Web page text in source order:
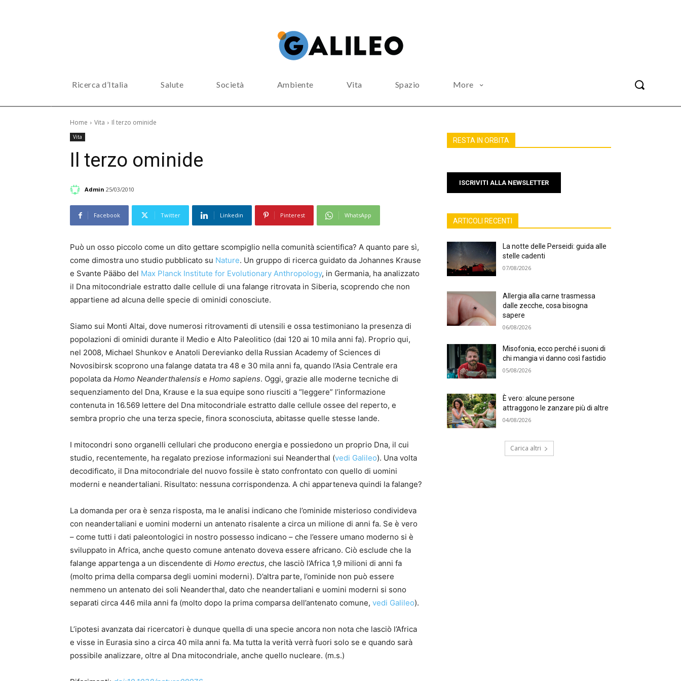
Ricerca d’Italia Salute Società Ambiente Vita Spazio More
Home Vita Il terzo ominide
Vita
Il terzo ominide
Admin 25/03/2010
Facebook Twitter Linkedin Pinterest WhatsApp
Può un osso piccolo come un dito gettare scompiglio nella comunità scientifica? A quanto pare sì,
come dimostra uno studio pubblicato su Nature. Un gruppo di ricerca guidato da Johannes Krause
e Svante Pääbo del Max Planck Institute for Evolutionary Anthropology, in Germania, ha analizzato
il Dna mitocondriale estratto dalle cellule di una falange ritrovata in Siberia, scoprendo che non
appartiene ad alcuna delle specie di ominidi conosciute.
Siamo sui Monti Altai, dove numerosi ritrovamenti di utensili e ossa testimoniano la presenza di
popolazioni di ominidi durante il Medio e Alto Paleolitico (dai 120 ai 10 mila anni fa). Proprio qui,
nel 2008, Michael Shunkov e Anatoli Derevianko della Russian Academy of Sciences di
Novosibirsk scoprono una falange datata tra 48 e 30 mila anni fa, quando l’Asia Centrale era
popolata da Homo Neanderthalensis e Homo sapiens. Oggi, grazie alle moderne tecniche di
sequenziamento del Dna, Krause e la sua equipe sono riusciti a “leggere” l’informazione
contenuta in 16.569 lettere del Dna mitocondriale estratto dalle cellule ossee del reperto, e
sembra proprio che una terza specie, finora sconosciuta, abitasse quelle stesse lande.
I mitocondri sono organelli cellulari che producono energia e possiedono un proprio Dna, il cui
studio, recentemente, ha regalato preziose informazioni sui Neanderthal (vedi Galileo). Una volta
decodificato, il Dna mitocondriale del nuovo fossile è stato confrontato con quello di uomini
moderni e neandertaliani. Risultato: nessuna corrispondenza. A chi apparteneva quindi la falange?
La domanda per ora è senza risposta, ma le analisi indicano che l’ominide misterioso condivideva
con neandertaliani e uomini moderni un antenato risalente a circa un milione di anni fa. Se è vero
– come tutti i dati paleontologici in nostro possesso indicano – che l’essere umano moderno si è
sviluppato in Africa, anche questo comune antenato doveva essere africano. Ciò esclude che la
falange appartenga a un discendente di Homo erectus, che lasciò l’Africa 1,9 milioni di anni fa
(molto prima della comparsa degli uomini moderni). D’altra parte, l’ominide non può essere
nemmeno un antenato dei soli Neanderthal, dato che neandertaliani e uomini moderni si sono
separati circa 446 mila anni fa (molto dopo la prima comparsa dell’antenato comune, vedi Galileo).
L’ipotesi avanzata dai ricercatori è dunque quella di una specie ancora non nota che lasciò l’Africa
e visse in Eurasia sino a circa 40 mila anni fa. Ma tutta la verità verrà fuori solo se e quando sarà
possibile analizzare, oltre al Dna mitocondriale, anche quello nucleare. (m.s.)
RESTA IN ORBITA
ISCRIVITI ALLA NEWSLETTER
ARTICOLI RECENTI
La notte delle Perseidi: guida alle
stelle cadenti
07/08/2026
Allergia alla carne trasmessa
dalle zecche, cosa bisogna
sapere
06/08/2026
Misofonia, ecco perché i suoni di
chi mangia vi danno così fastidio
05/08/2026
È vero: alcune persone
attraggono le zanzare più di altre
04/08/2026
Carica altri